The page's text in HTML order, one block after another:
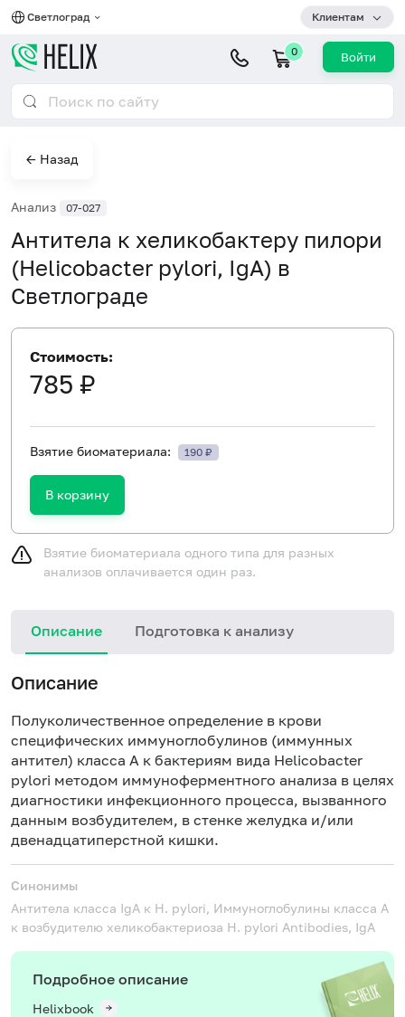
Светлоград Клиентам
0 Войти
← Назад
Анализ 07-027
Антитела к хеликобактеру пилори
(Helicobacter pylori, IgA) в
Светлограде
Стоимость:
785 ₽
Взятие биоматериала: 190 ₽
В корзину
Взятие биоматериала одного типа для разных
анализов оплачивается один раз.
Описание Подготовка к анализу
Описание
Полуколичественное определение в крови
специфических иммуноглобулинов (иммунных
антител) класса А к бактериям вида Helicobacter
pylori методом иммуноферментного анализа в целях
диагностики инфекционного процесса, вызванного
данным возбудителем, в стенке желудка и/или
двенадцатиперстной кишки.
Синонимы
Антитела класса IgA к H. pylori, Иммуноглобулины класса A
к возбудителю хеликобактериоза H. pylori Antibodies, IgA
Подробное описание
Helixbook